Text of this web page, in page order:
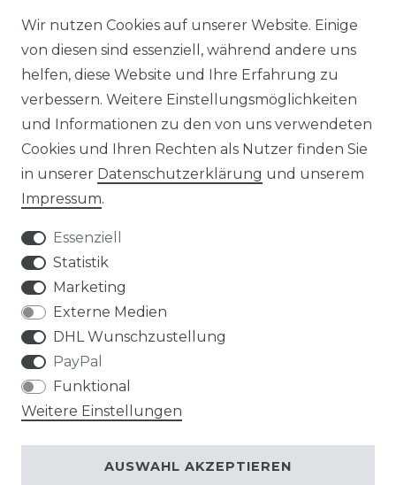
STELLENANGEBOTE
NEWSLETTER
Impressum
AGB
VERTRAG WIDERRUFEN
Wir nutzen Cookies auf unserer Website. Einige
von diesen sind essenziell, während andere uns
helfen, diese Website und Ihre Erfahrung zu
verbessern. Weitere Einstellungsmöglichkeiten
und Informationen zu den von uns verwendeten
Cookies und Ihren Rechten als Nutzer finden Sie
in unserer Daten­schutz­erklärung und unserem
Impressum.
Essenziell
Statistik
Marketing
Externe Medien
DHL Wunschzustellung
PayPal
Funktional
Weitere Einstellungen
AUSWAHL AKZEPTIEREN